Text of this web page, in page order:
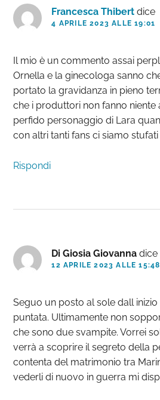
Francesca Thibert dice
4 APRILE 2023 ALLE 19:01
Il mio è un commento assai
Ornella e la ginecologa sanno
portato la gravidanza in pieno
che i produttori non fanno niente
perfido personaggio di Lara
con altri tanti fans ci siamo stufati
Rispondi
Di Giosia Giovanna dice
12 APRILE 2023 ALLE 15:48
Seguo un posto al sole dall
puntata. Ultimamente non
che sono due svampite. Vorrei
verrà a scoprire il segreto della
contenta del matrimonio tra
vederli di nuovo in guerra mi